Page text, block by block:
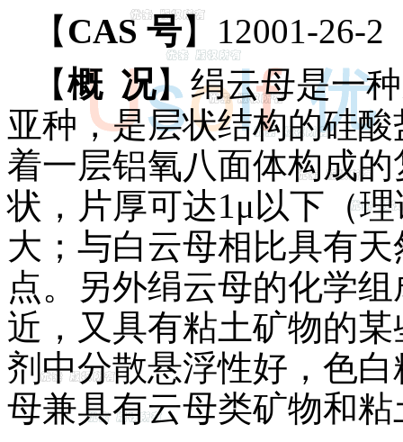
【 CAS 号】12001-26-2
【概 况】绢云母是一
亚种，是层状结构的硅
着一层铝氧八面体构成
状，片厚可达1μ以下（
大；与白云母相比具有
点。另外绢云母的化学
近，又具有粘土矿物的
剂中分散悬浮性好，色
母兼具有云母类矿物和